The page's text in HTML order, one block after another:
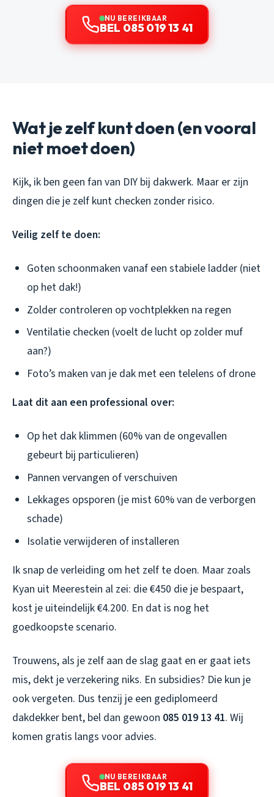
NU BEREIKBAAR
BEL 085 019 13 41
Wat je zelf kunt doen (en vooral
niet moet doen)
Kijk, ik ben geen fan van DIY bij dakwerk. Maar er zijn
dingen die je zelf kunt checken zonder risico.
Veilig zelf te doen:
Goten schoonmaken vanaf een stabiele ladder (niet
op het dak!)
Zolder controleren op vochtplekken na regen
Ventilatie checken (voelt de lucht op zolder muf
aan?)
Foto’s maken van je dak met een telelens of drone
Laat dit aan een professional over:
Op het dak klimmen (60% van de ongevallen
gebeurt bij particulieren)
Pannen vervangen of verschuiven
Lekkages opsporen (je mist 60% van de verborgen
schade)
Isolatie verwijderen of installeren
Ik snap de verleiding om het zelf te doen. Maar zoals
Kyan uit Meerestein al zei: die €450 die je bespaart,
kost je uiteindelijk €4.200. En dat is nog het
goedkoopste scenario.
Trouwens, als je zelf aan de slag gaat en er gaat iets
mis, dekt je verzekering niks. En subsidies? Die kun je
ook vergeten. Dus tenzij je een gediplomeerd
dakdekker bent, bel dan gewoon 085 019 13 41. Wij
komen gratis langs voor advies.
NU BEREIKBAAR
BEL 085 019 13 41